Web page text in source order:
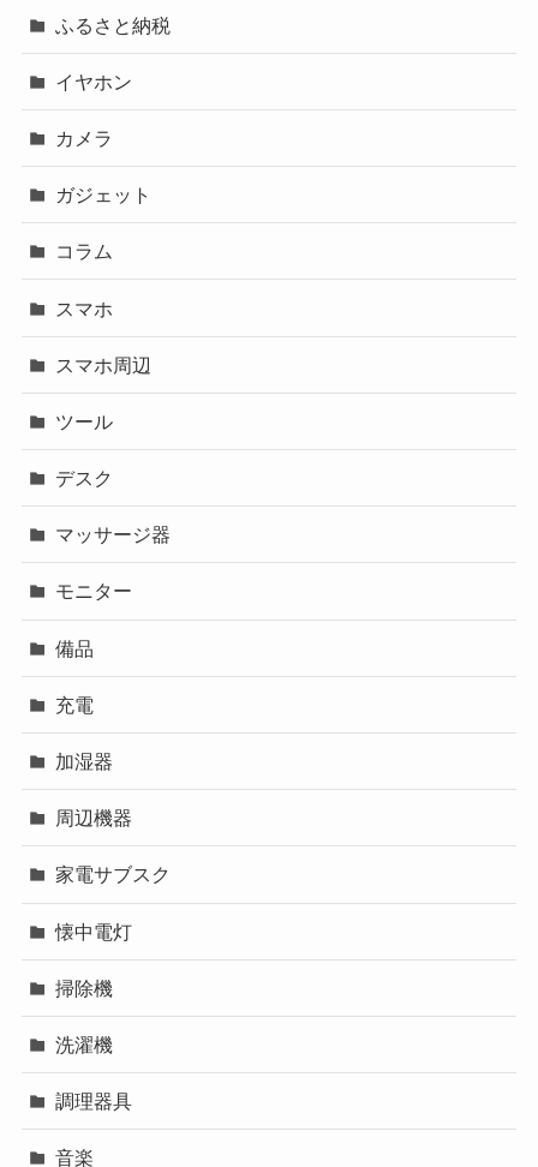
ふるさと納税
イヤホン
カメラ
ガジェット
コラム
スマホ
スマホ周辺
ツール
デスク
マッサージ器
モニター
備品
充電
加湿器
周辺機器
家電サブスク
懐中電灯
掃除機
洗濯機
調理器具
音楽